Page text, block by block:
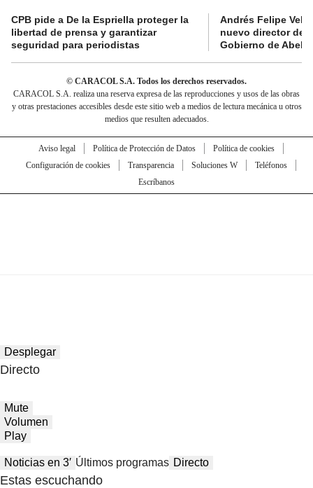
CPB pide a De la Espriella proteger la
libertad de prensa y garantizar
seguridad para periodistas
Andrés Felipe
nuevo director de
Gobierno de
© CARACOL S.A. Todos los derechos reservados.
CARACOL S.A. realiza una reserva expresa de las reproducciones y usos de las obras
y otras prestaciones accesibles desde este sitio web a medios de lectura mecánica u otros
medios que resulten adecuados.
Aviso legal Política de Protección de Datos
Política de cookies
Configuración de cookies
Transparencia Soluciones W
Teléfonos
Escríbanos
Desplegar
Directo
Mute
Volumen
Play
Noticias en 3′ Últimos programas Directo
Estas escuchando